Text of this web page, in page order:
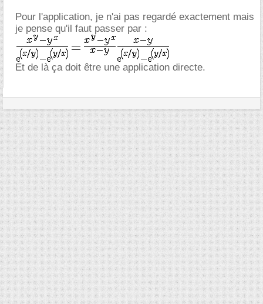
Pour l'application, je n'ai pas regardé exactement mais
je pense qu'il faut passer par :
Et de là ça doit être une application directe.